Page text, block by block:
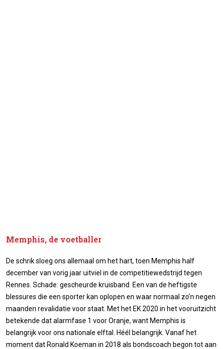
Memphis, de voetballer
De schrik sloeg ons allemaal om het hart, toen Memphis half
december van vorig jaar uitviel in de competitiewedstrijd tegen
Rennes. Schade: gescheurde kruisband. Een van de heftigste
blessures die een sporter kan oplopen en waar normaal zo’n negen
maanden revalidatie voor staat. Met het EK 2020 in het vooruitzicht
betekende dat alarmfase 1 voor Oranje, want Memphis is
belangrijk voor ons nationale elftal. Héél belangrijk. Vanaf het
moment dat Ronald Koeman in 2018 als bondscoach begon tot aan